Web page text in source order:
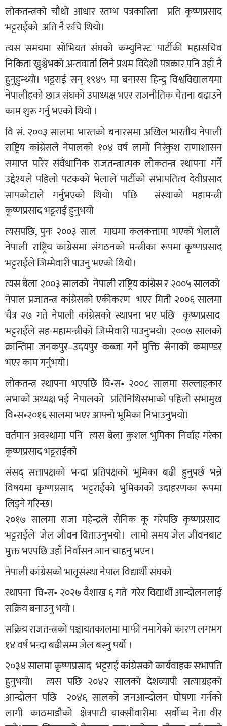
लोकतन्त्रको चौथो आधार स्तम्भ पत्रकारिता प्रति कृष्णप्रसाद
भट्टराईको अति नै रुचि थियो।
त्यस समयमा सोभियत संघको कम्युनिस्ट पार्टीकी महासचिव
निकिता ख्रुश्चेभको अन्तवार्ता लिने प्रथम विदेशी पत्रकार पनि उहाँ नै
हुनुहुन्थ्यो। भट्टराई सन् १९४५ मा बनारस हिन्दु विश्वविद्यालयमा
नेपालीहको छात्र संघको उपाध्यक्ष भएर राजनीतिक चेतना बढाउने
काम शुरू गर्नु भएको थियो ।
वि सं. २००३ सालमा भारतको बनारसमा अखिल भारतीय नेपाली
राष्ट्रिय कांग्रेसले नेपालको १०४ वर्ष लामो निरंकुश राणाशासन
समाप्त पारेर संवैधानिक राजतन्त्रात्मक लोकतन्त्र स्थापना गर्ने
उद्देश्यले पहिलो पटकको भेलाले पार्टीको सभापतित्व देवीप्रसाद
सापकोटाले गर्नुभएको थियो। पछि संस्थाको महामन्त्री
कृष्णप्रसाद भट्टराई हुनुभयो
त्यसपछि, पुनः २००३ साल माघमा कलकत्तामा भएको भेलाले
नेपाली राष्ट्रिय कांग्रेसमा संगठनको मन्त्रीका रूपमा कृष्णप्रसाद
भट्टराईले जिम्मेवारी पाउनु भएको थियो।
त्यस बेला २००३ सालको नेपाली राष्ट्रिय कांग्रेस र २००५ सालको
नेपाल प्रजातन्त्र कांग्रेसको एकीकरण भएर मिती २००६ सालमा
चैत्र २७ गते नेपाली कांग्रेसको स्थापना भए पछि कृष्णप्रसाद
भट्टराईले सह-महामन्त्रीको जिम्मेवारी पाउनुभयो। २००७ सालको
क्रान्तिमा जनकपुर–उदयपुर कब्जा गर्ने मुक्ति सेनाको कमाण्डर
भएर काम गर्नुभयो।
लोकतन्त्र स्थापना भएपछि वि•स• २००८ सालमा सल्लाहकार
सभाको अध्यक्ष भई नेपालको प्रतिनिधिसभाको पहिलो सभामुख
वि•स•२०१६ सालमा भएर आफ्नो भूमिका निभाउनुभयो।
वर्तमान अवस्थामा पनि त्यस बेला कुशल भुमिका निर्वाह गरेका
कृष्णप्रसाद भट्टराईको
संसद् सत्तापक्षको भन्दा प्रतिपक्षको भूमिका बढी हुनुपर्छ भन्ने
विषयमा कृष्णप्रसाद भट्टराईको भुमिकाको उदाहरणका रूपमा
लिइने गरिन्छ।
२०१७ सालमा राजा महेन्द्रले सैनिक कू गरेपछि कृष्णप्रसाद
भट्टराईले जेल जीवन विताउनुभयो। लामो समय जेल जीवनबाट
मुुक्त भएपछि उहाँ निर्वासन जान चाहनु भएन।
नेपाली कांग्रेसको भातृसंस्था नेपाल विद्यार्थी संघको
स्थापना वि•स• २०२७ वैशाख ६ गते गरेर विद्यार्थी आन्दोलनलाई
सक्रिय बनाउनु भयो ।
सक्रिय राजतन्त्रको पञ्चायतकालमा माफी नमागेको कारण लगभग
१४ वर्ष भन्दा बढीसम्म जेल बस्नु पर्यो ।
२०३४ सालमा कृष्णप्रसाद भट्टराई कांग्रेसको कार्यवाहक सभापति
हुनुभयो। त्यस पछि २०४२ सालको देशव्यापी सत्याग्रहको
आन्दोलन पछि २०४६ सालको जनआन्दोलन घोषणा गर्नको
लागी काठमाडौको क्षेत्रपाटी चाक्सीवारीमा सर्वोच्च नेता वीर